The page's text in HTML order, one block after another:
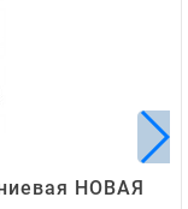
НОВАЯ